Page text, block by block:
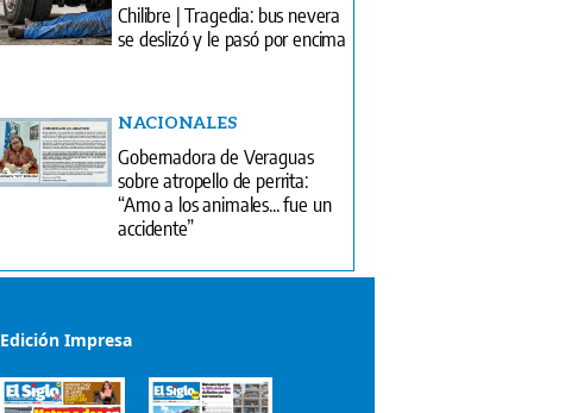
Chilibre | Tragedia: bus nevera
se deslizó y le pasó por encima
NACIONALES
Gobernadora de Veraguas
sobre atropello de perrita:
“Amo a los animales... fue un
accidente”
Edición Impresa